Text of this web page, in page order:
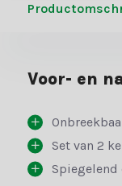
Voor- en
Set van 2
Spiegelend